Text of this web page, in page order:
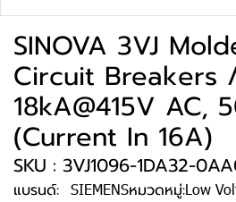
SINOVA 3VJ
Circuit Breakers
18kA@415V AC,
(Current In 16A)
SKU : 3VJ1096-1DA32-
แบรนด์: SIEMENSหมวดหมู่:Low